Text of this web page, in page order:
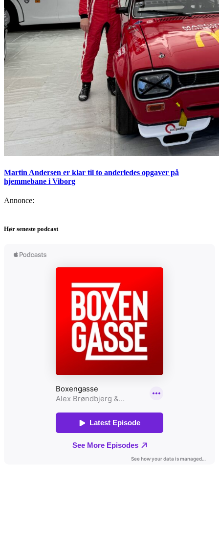
Martin Andersen er klar til to anderledes opgaver på
hjemmebane i Viborg
Annonce:
Hør seneste podcast